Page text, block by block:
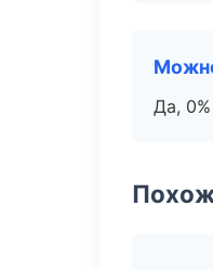
Да,